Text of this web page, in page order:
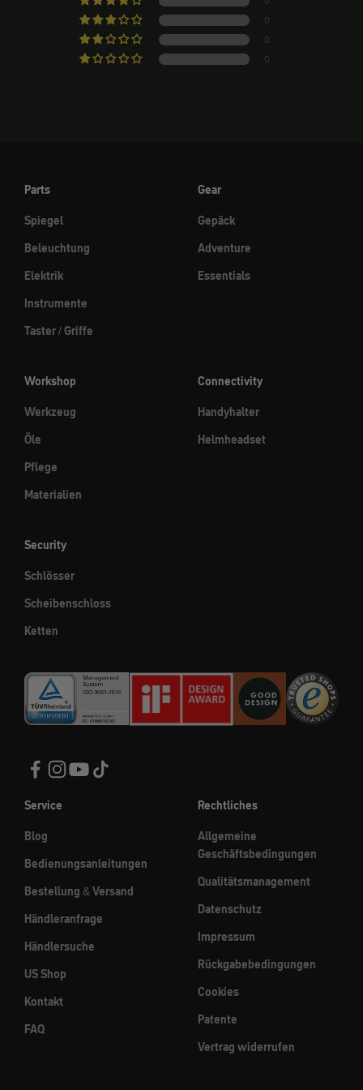
0
0
0
Parts
Spiegel
Beleuchtung
Elektrik
Instrumente
Taster / Griffe
Gear
Gepäck
Adventure
Essentials
Workshop
Werkzeug
Öle
Pflege
Materialien
Connectivity
Handyhalter
Helmheadset
Security
Schlösser
Scheibenschloss
Ketten
Service
Blog
Bedienungsanleitungen
Bestellung & Versand
Händleranfrage
Händlersuche
US Shop
Kontakt
FAQ
Rechtliches
Allgemeine
Geschäftsbedingungen
Qualitätsmanagement
Datenschutz
Impressum
Rückgabebedingungen
Cookies
Patente
Vertrag widerrufen